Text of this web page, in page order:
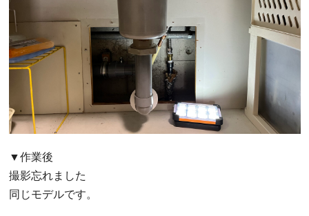
▼作業後
撮影忘れました
同じモデルです。